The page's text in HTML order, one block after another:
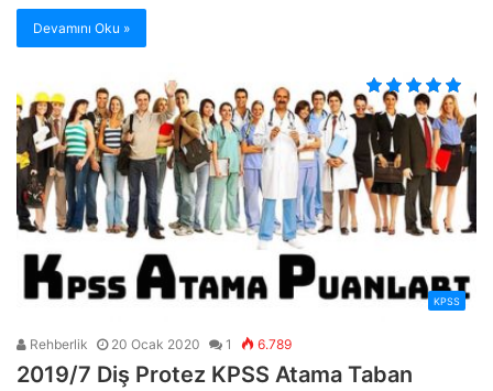
Devamını Oku »
KPSS
Rehberlik 20 Ocak 2020 1 6.789
2019/7 Diş Protez KPSS Atama Taban